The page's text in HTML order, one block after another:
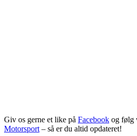
Giv os gerne et like på Facebook og følg
Motorsport – så er du altid opdateret!